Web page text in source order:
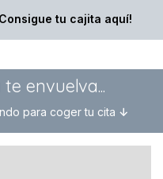
tu cajita aquí!
envuelva...
para coger tu cita ↓